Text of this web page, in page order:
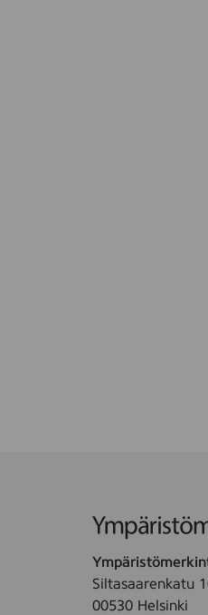
Siltasaarenkatu
00530 Helsinki